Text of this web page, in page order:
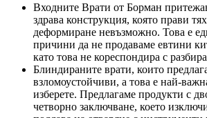
Входните Врати от Борман
здрава конструкция, която прави
деформиране невъзможно. Това е
причини да не продаваме евтини
като това не кореспондира с
Блиндираните врати, които
взломоустойчиви, а това е най-
изберете. Предлагаме продукти с
четворно заключване, което